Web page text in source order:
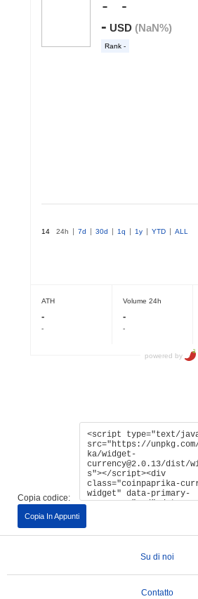
Copia codice:
Copia In Appunti
Su di noi
Contatto